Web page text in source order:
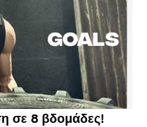
σε 8 βδομάδες!